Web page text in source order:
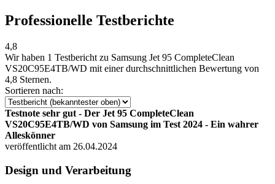
Professionelle Testberichte
4,8
Wir haben 1 Testbericht zu Samsung Jet 95 CompleteClean
VS20C95E4TB/WD mit einer durchschnittlichen Bewertung von
4,8 Sternen.
Sortieren nach:
Testnote sehr gut - Der Jet 95 CompleteClean
VS20C95E4TB/WD von Samsung im Test 2024 - Ein wahrer
Alleskönner
veröffentlicht am 26.04.2024
Design und Verarbeitung